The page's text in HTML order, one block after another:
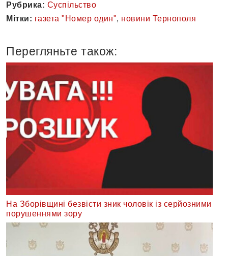
Рубрика: Суспільство
Мітки: газета "Номер один", новини Тернополя
Перегляньте також:
На Зборівщині безвісти зник чоловік із серйозними
порушеннями зору